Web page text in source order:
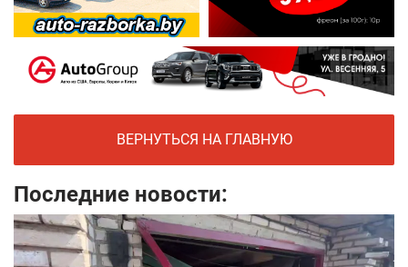
ВЕРНУТЬСЯ НА ГЛАВНУЮ
Последние новости: